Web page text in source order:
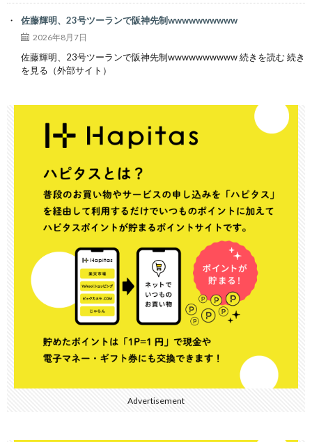
佐藤輝明、23号ツーランで阪神先制wwwwwwwwww
2026年8月7日
佐藤輝明、23号ツーランで阪神先制wwwwwwwwww 続きを読む 続き
を見る（外部サイト）
Advertisement